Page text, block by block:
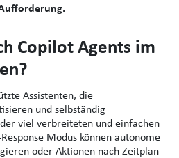
Copilot Agents im
Assistenten, die
und selbständig
viel verbreiteten und einfachen
Modus können autonome
oder Aktionen nach Zeitplan